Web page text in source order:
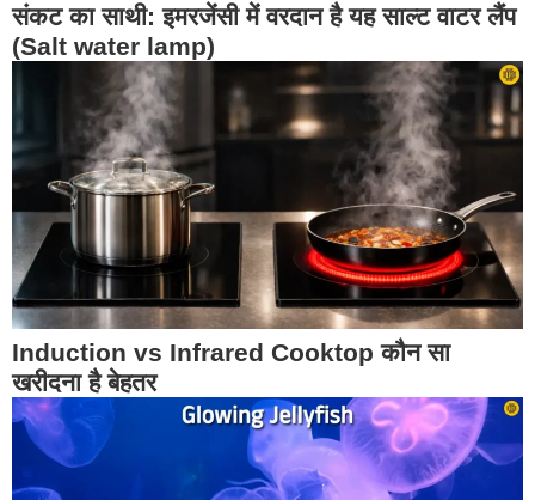
संकट का साथी: इमरजेंसी में वरदान है यह साल्ट वाटर लैंप
(Salt water lamp)
Induction vs Infrared Cooktop कौन सा
खरीदना है बेहतर